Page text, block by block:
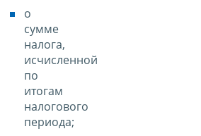
о
сумме
налога,
исчисленной
по
итогам
налогового
периода;